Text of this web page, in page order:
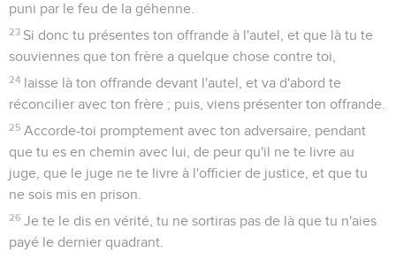
puni par le feu de la géhenne.
23 Si donc tu présentes ton offrande à l'autel, et que là tu te
souviennes que ton frère a quelque chose contre toi,
24 laisse là ton offrande devant l'autel, et va d'abord te
réconcilier avec ton frère ; puis, viens présenter ton offrande.
25 Accorde-toi promptement avec ton adversaire, pendant
que tu es en chemin avec lui, de peur qu'il ne te livre au
juge, que le juge ne te livre à l'officier de justice, et que tu
ne sois mis en prison.
26 Je te le dis en vérité, tu ne sortiras pas de là que tu n'aies
payé le dernier quadrant.